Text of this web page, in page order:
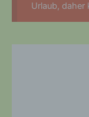
Urlaub, daher